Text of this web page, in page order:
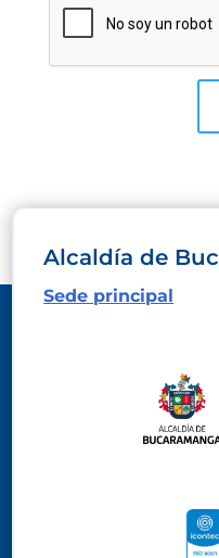
Alcaldía de
Sede principal